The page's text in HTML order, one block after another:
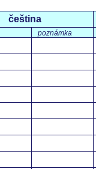
čeština
poznámka